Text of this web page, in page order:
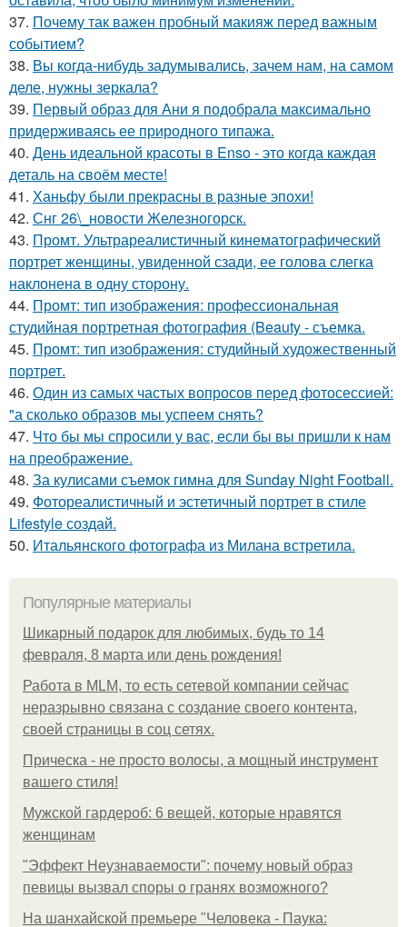
37. Почему так важен пробный макияж перед важным
событием?
38. Вы когда-нибудь задумывались, зачем нам, на самом
деле, нужны зеркала?
39. Первый образ для Ани я подобрала максимально
придерживаясь ее природного типажа.
40. День идеальной красоты в Enso - это когда каждая
деталь на своём месте!
41. Ханьфу были прекрасны в разные эпохи!
42. Снг 26\_новости Железногорск.
43. Промт. Ультрареалистичный кинематографический
портрет женщины, увиденной сзади, ее голова слегка
наклонена в одну сторону.
44. Промт: тип изображения: профессиональная
студийная портретная фотография (Beauty - съемка.
45. Промт: тип изображения: студийный художественный
портрет.
46. Один из самых частых вопросов перед фотосессией:
"а сколько образов мы успеем снять?
47. Что бы мы спросили у вас, если бы вы пришли к нам
на преображение.
48. За кулисами съемок гимна для Sunday Night Football.
49. Фотореалистичный и эстетичный портрет в стиле
Lifestyle создай.
50. Итальянского фотографа из Милана встретила.
Популярные материалы
Шикарный подарок для любимых, будь то 14
февраля, 8 марта или день рождения!
Работа в MLM, то есть сетевой компании сейчас
неразрывно связана с создание своего контента,
своей страницы в соц сетях.
Прическа - не просто волосы, а мощный инструмент
вашего стиля!
Мужской гардероб: 6 вещей, которые нравятся
женщинам
"Эффект Неузнаваемости": почему новый образ
певицы вызвал споры о гранях возможного?
На шанхайской премьере "Человека - Паука: